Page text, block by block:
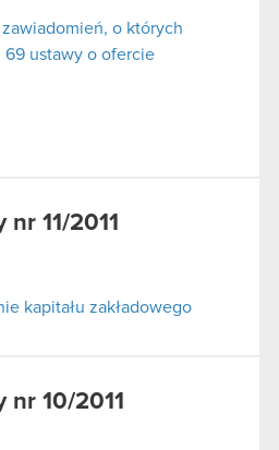
o których
69 ustawy o ofercie
11/2011
kapitału zakładowego
nr 10/2011